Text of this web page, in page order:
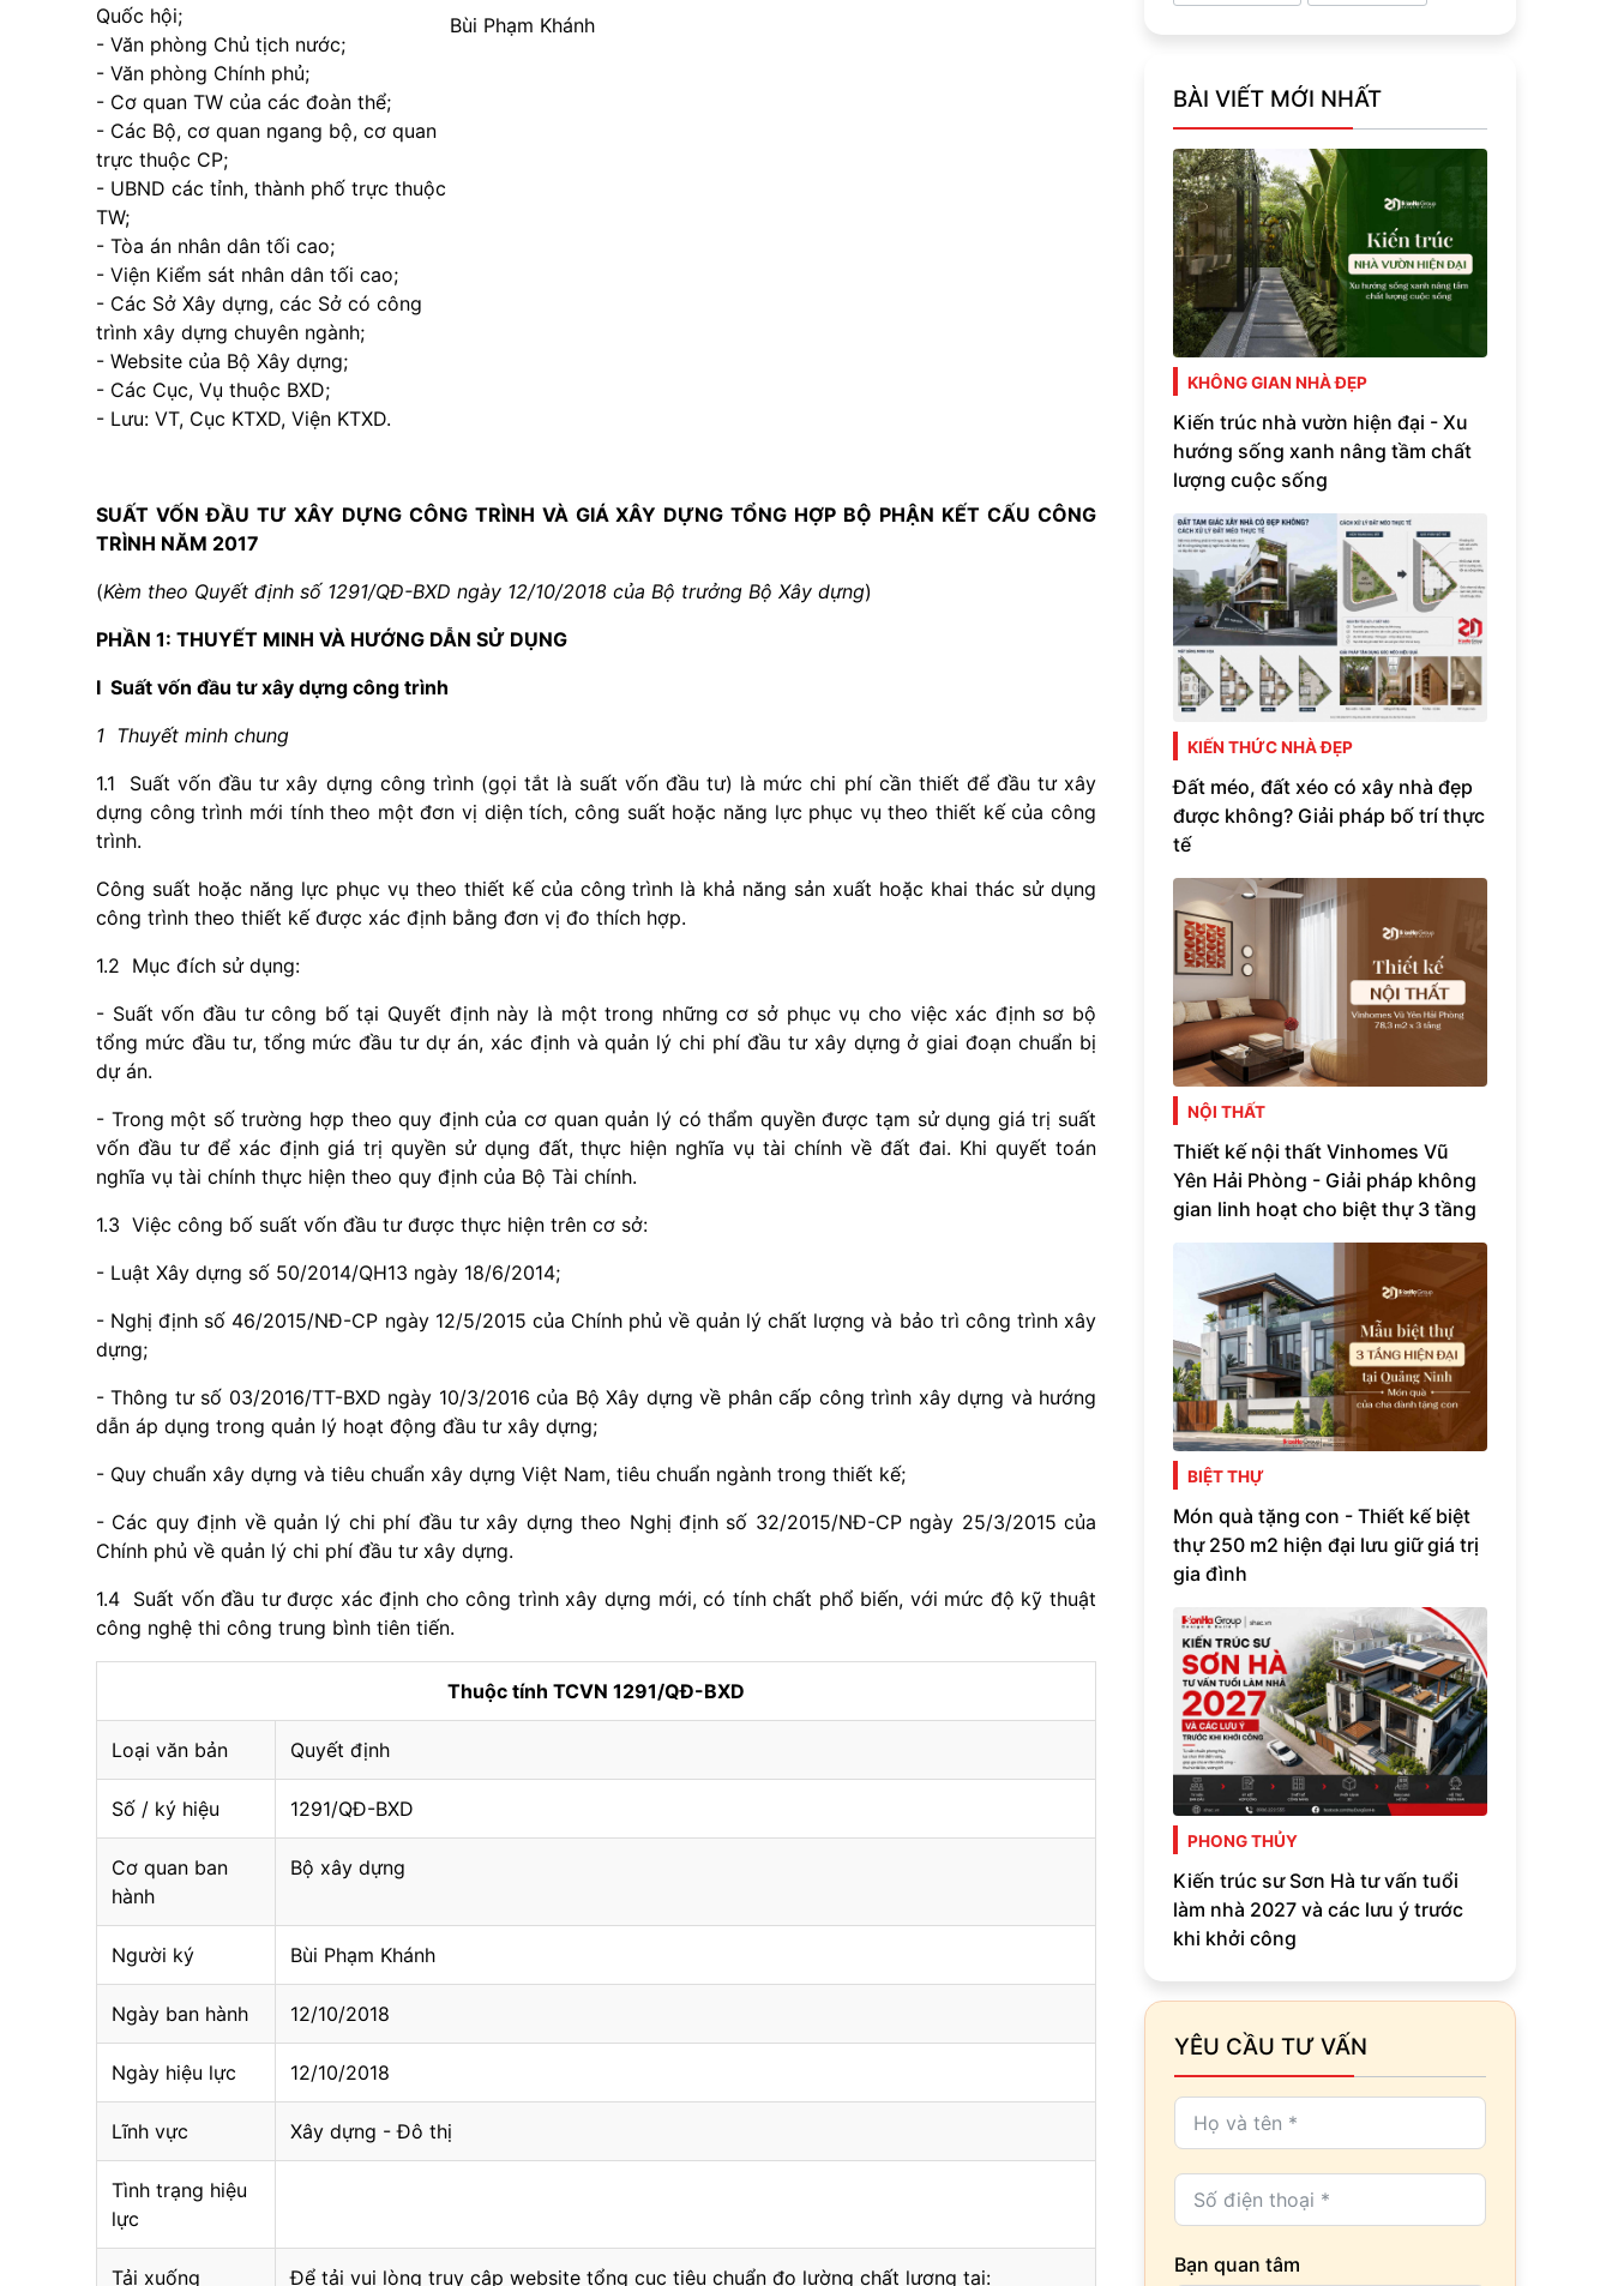
Quốc hội;
- Văn phòng Chủ tịch nước;
- Văn phòng Chính phủ;
- Cơ quan TW của các đoàn thể;
- Các Bộ, cơ quan ngang bộ, cơ quan
trực thuộc CP;
- UBND các tỉnh, thành phố trực thuộc
TW;
- Tòa án nhân dân tối cao;
- Viện Kiểm sát nhân dân tối cao;
- Các Sở Xây dựng, các Sở có công
trình xây dựng chuyên ngành;
- Website của Bộ Xây dựng;
- Các Cục, Vụ thuộc BXD;
- Lưu: VT, Cục KTXD, Viện KTXD.
Bùi Phạm Khánh
SUẤT VỐN ĐẦU TƯ XÂY DỰNG CÔNG TRÌNH VÀ GIÁ XÂY DỰNG TỔNG HỢP BỘ PHẬN KẾT CẤU CÔNG
TRÌNH NĂM 2017
(Kèm theo Quyết định số 1291/QĐ-BXD ngày 12/10/2018 của Bộ trưởng Bộ Xây dựng)
PHẦN 1: THUYẾT MINH VÀ HƯỚNG DẪN SỬ DỤNG
I Suất vốn đầu tư xây dựng công trình
1 Thuyết minh chung
1.1 Suất vốn đầu tư xây dựng công trình (gọi tắt là suất vốn đầu tư) là mức chi phí cần thiết để đầu tư xây
dựng công trình mới tính theo một đơn vị diện tích, công suất hoặc năng lực phục vụ theo thiết kế của công
trình.
Công suất hoặc năng lực phục vụ theo thiết kế của công trình là khả năng sản xuất hoặc khai thác sử dụng
công trình theo thiết kế được xác định bằng đơn vị đo thích hợp.
1.2 Mục đích sử dụng:
- Suất vốn đầu tư công bố tại Quyết định này là một trong những cơ sở phục vụ cho việc xác định sơ bộ
tổng mức đầu tư, tổng mức đầu tư dự án, xác định và quản lý chi phí đầu tư xây dựng ở giai đoạn chuẩn bị
dự án.
- Trong một số trường hợp theo quy định của cơ quan quản lý có thẩm quyền được tạm sử dụng giá trị suất
vốn đầu tư để xác định giá trị quyền sử dụng đất, thực hiện nghĩa vụ tài chính về đất đai. Khi quyết toán
nghĩa vụ tài chính thực hiện theo quy định của Bộ Tài chính.
1.3 Việc công bố suất vốn đầu tư được thực hiện trên cơ sở:
- Luật Xây dựng số 50/2014/QH13 ngày 18/6/2014;
- Nghị định số 46/2015/NĐ-CP ngày 12/5/2015 của Chính phủ về quản lý chất lượng và bảo trì công trình xây
dựng;
- Thông tư số 03/2016/TT-BXD ngày 10/3/2016 của Bộ Xây dựng về phân cấp công trình xây dựng và hướng
dẫn áp dụng trong quản lý hoạt động đầu tư xây dựng;
- Quy chuẩn xây dựng và tiêu chuẩn xây dựng Việt Nam, tiêu chuẩn ngành trong thiết kế;
- Các quy định về quản lý chi phí đầu tư xây dựng theo Nghị định số 32/2015/NĐ-CP ngày 25/3/2015 của
Chính phủ về quản lý chi phí đầu tư xây dựng.
1.4 Suất vốn đầu tư được xác định cho công trình xây dựng mới, có tính chất phổ biến, với mức độ kỹ thuật
công nghệ thi công trung bình tiên tiến.
Thuộc tính TCVN 1291/QĐ-BXD
Loại văn bản Quyết định
Số / ký hiệu 1291/QĐ-BXD
Cơ quan ban
hành
Bộ xây dựng
Người ký Bùi Phạm Khánh
Ngày ban hành 12/10/2018
Ngày hiệu lực 12/10/2018
Lĩnh vực Xây dựng - Đô thị
Tình trạng hiệu
lực
Tải xuống Để tải vui lòng truy cập website tổng cục tiêu chuẩn đo lường chất lượng tại:
BÀI VIẾT MỚI NHẤT
KHÔNG GIAN NHÀ ĐẸP
Kiến trúc nhà vườn hiện đại - Xu
hướng sống xanh nâng tầm chất
lượng cuộc sống
KIẾN THỨC NHÀ ĐẸP
Đất méo, đất xéo có xây nhà đẹp
được không? Giải pháp bố trí thực
tế
NỘI THẤT
Thiết kế nội thất Vinhomes Vũ
Yên Hải Phòng - Giải pháp không
gian linh hoạt cho biệt thự 3 tầng
BIỆT THỰ
Món quà tặng con - Thiết kế biệt
thự 250 m2 hiện đại lưu giữ giá trị
gia đình
PHONG THỦY
Kiến trúc sư Sơn Hà tư vấn tuổi
làm nhà 2027 và các lưu ý trước
khi khởi công
YÊU CẦU TƯ VẤN
Bạn quan tâm